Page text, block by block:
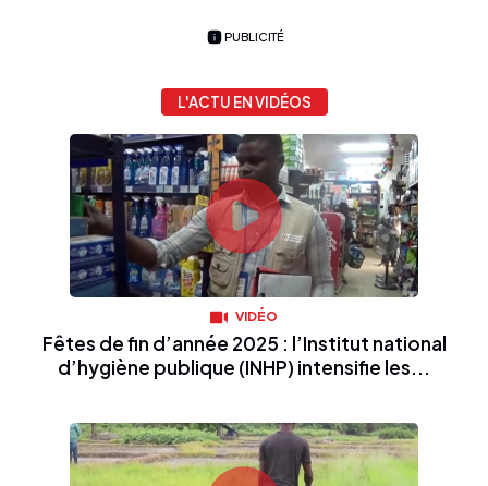
PUBLICITÉ
L'ACTU EN VIDÉOS
VIDÉO
Fêtes de fin d’année 2025 : l’Institut national
d’hygiène publique (INHP) intensifie les...